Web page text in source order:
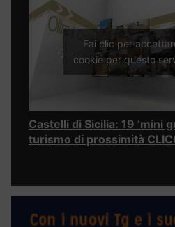
Fai clic per
cookie per questo
Castelli di Sicilia: 19 ‘mini
turismo di prossimità